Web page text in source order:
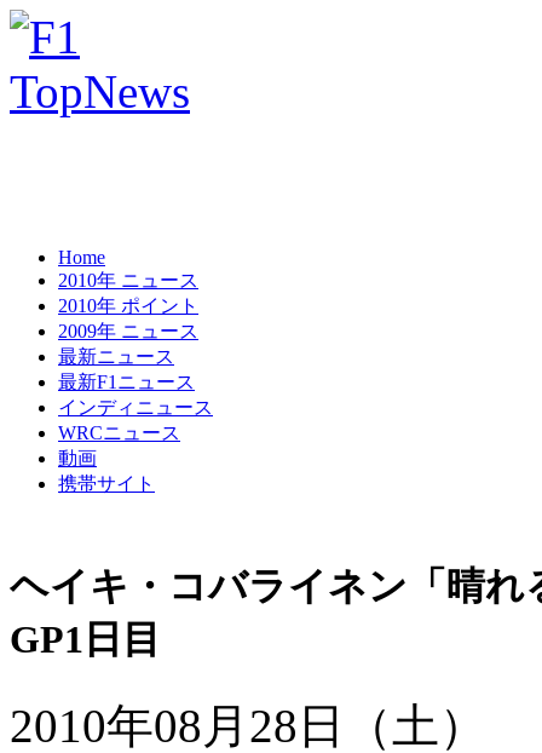
Home
2010年 ニュース
2010年 ポイント
2009年 ニュース
最新ニュース
最新F1ニュース
インディニュース
WRCニュース
動画
携帯サイト
ヘイキ・コバライネン「晴
GP1日目
2010年08月28日（土）